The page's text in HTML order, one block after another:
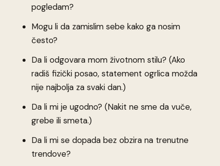
pogledam?
Mogu li da zamislim sebe kako ga nosim
često?
Da li odgovara mom životnom stilu? (Ako
radiš fizički posao, statement ogrlica možda
nije najbolja za svaki dan.)
Da li mi je ugodno? (Nakit ne sme da vuče,
grebe ili smeta.)
Da li mi se dopada bez obzira na trenutne
trendove?